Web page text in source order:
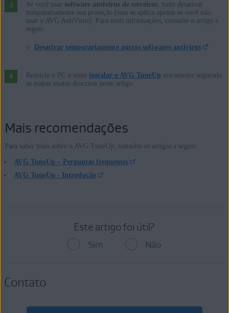
Se você usar software antivírus de terceiros, tente desativar
temporariamente sua proteção (isso se aplica apenas se você não
usar o AVG AntiVirus). Para mais informações, consulte o artigo a
seguir:
Desativar temporariamente outros softwares antivírus
Reinicie o PC e tente instalar o AVG TuneUp novamente seguindo
as etapas exatas descritas neste artigo.
Mais recomendações
Para saber mais sobre o AVG TuneUp, consulte os artigos a seguir:
AVG TuneUp – Perguntas frequentes
AVG TuneUp - Introdução
Este artigo foi útil?
Sim Não
Contato